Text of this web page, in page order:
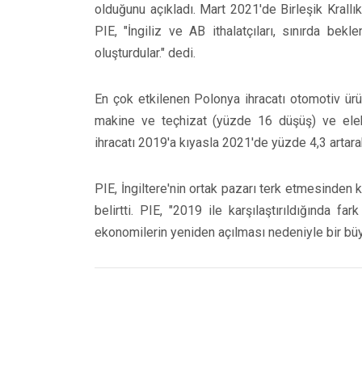
olduğunu açıkladı. Mart 2021'de Birleşik
PIE, "İngiliz ve AB ithalatçıları, sınırda
oluşturdular." dedi.
En çok etkilenen Polonya ihracatı otomotiv
makine ve teçhizat (yüzde 16 düşüş) ve
ihracatı 2019'a kıyasla 2021'de yüzde 4,3
PIE, İngiltere'nin ortak pazarı terk etmesinden
belirtti. PIE, "2019 ile karşılaştırıldığında
ekonomilerin yeniden açılması nedeniyle bir